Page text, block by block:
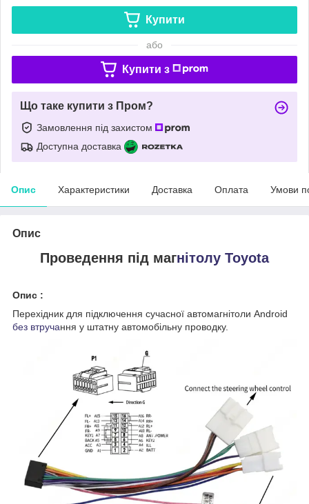
Купити
або
Купити з
Що таке купити з Пром?
Замовлення під захистом
Доступна доставка
Опис Характеристики Доставка Оплата Умови
Опис
Проведення під магнітолу Toyota
Опис :
Перехідник для підключення сучасної автомагнітоли Android
без втручання у штатну автомобільну проводку.